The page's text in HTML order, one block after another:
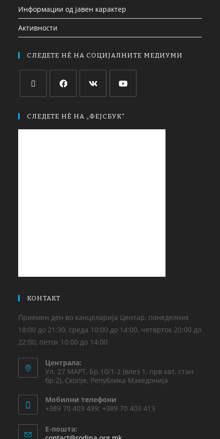
Информации од јавен карактер
Активности
СЛЕДЕТЕ НЀ НА СОЦИЈАЛНИТЕ МЕДИУМИ
СЛЕДЕТЕ НЀ НА „ФЕЈСБУК“
КОНТАКТ
Приемен ден во канцеларија Центар, понеделник
18:00 до 21:30, среда 10:00 до 14:00, четврток 20:00 до
22:00, петок 10:00 до 14:00
Централа:
Ул. 27 МАРТ, Бр.10/1-2 (влез 1, прв кат, стан
бр.2), Скопје, Република Македонија
Мобилни телефони
+389 70 403 439; +389 70 403 413
Е-пошта: